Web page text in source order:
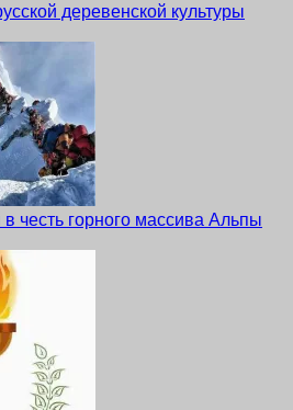
деревенской культуры
честь горного массива Альпы